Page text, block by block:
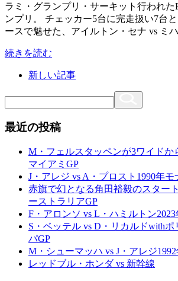
ラミ・グランプリ・サーキット行われた
ンプリ。 チェッカー5台に完走扱い7台
ースで魅せた、アイルトン・セナ vs ミ
続きを読む
新しい記事
最近の投稿
M・フェルスタッペンが3ワイドか
マイアミGP
J・アレジ vs A・プロスト1990年モ
赤旗で幻となる角田裕毅のスター
ーストラリアGP
F・アロンソ vs L・ハミルトン
S・ベッテル vs D・リカルドwithポ
パGP
M・シューマッハ vs J・アレジ
レッドブル・ホンダ vs 新幹線